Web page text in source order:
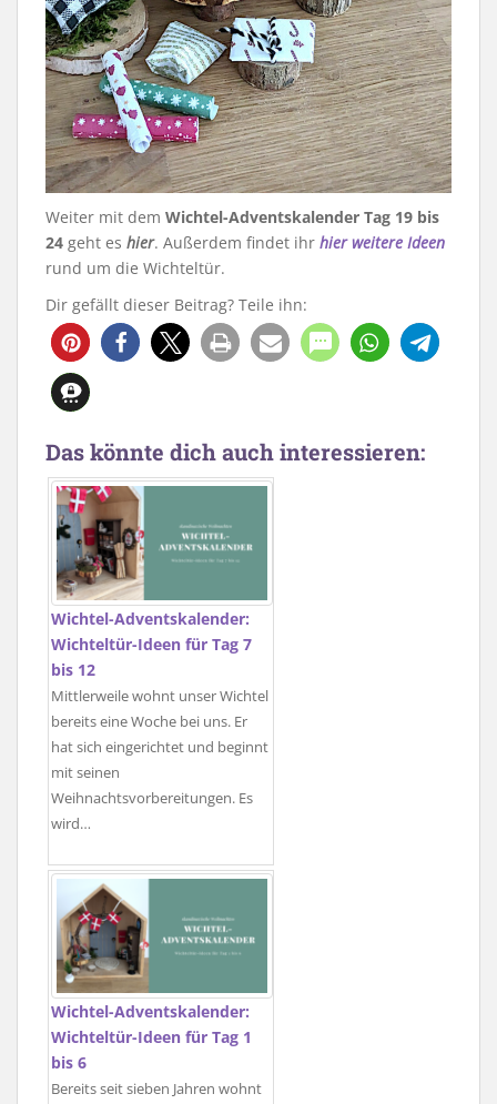
Weiter mit dem Wichtel-Adventskalender Tag 19 bis
24 geht es hier. Außerdem findet ihr hier weitere Ideen
rund um die Wichteltür.
Dir gefällt dieser Beitrag? Teile ihn:
238
Das könnte dich auch interessieren:
Wichtel-Adventskalender:
Wichteltür-Ideen für Tag 7
bis 12
Mittlerweile wohnt unser Wichtel
bereits eine Woche bei uns. Er
hat sich eingerichtet und beginnt
mit seinen
Weihnachtsvorbereitungen. Es
wird…
Wichtel-Adventskalender:
Wichteltür-Ideen für Tag 1
bis 6
Bereits seit sieben Jahren wohnt